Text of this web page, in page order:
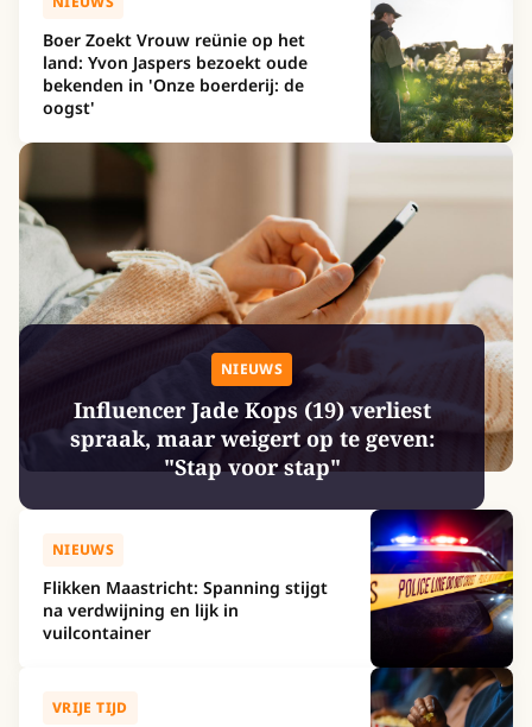
Boer Zoekt Vrouw reünie op het
land: Yvon Jaspers bezoekt oude
bekenden in 'Onze boerderij: de
oogst'
NIEUWS
Influencer Jade Kops (19) verliest
spraak, maar weigert op te geven:
"Stap voor stap"
NIEUWS
Flikken Maastricht: Spanning stijgt
na verdwijning en lijk in
vuilcontainer
VRIJE TIJD